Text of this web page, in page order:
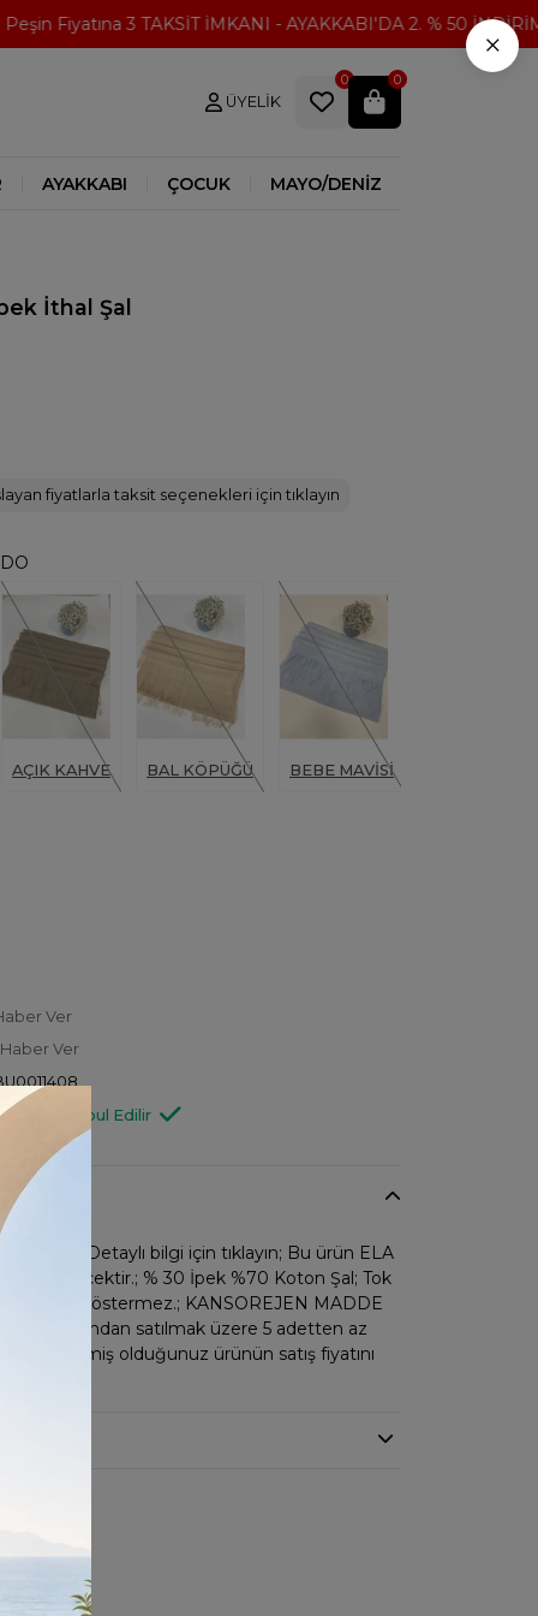
Fiyatına 3 TAKSİT İMKANI - AYAKKABI'DA 2. % 50 İNDİRİM
ÜYELIK
0 0
AYAKKABI ÇOCUK MAYO/DENİZ
İthal Şal
fiyatlarla taksit seçenekleri için tıklayın
AÇIK KAHVE BAL KÖPÜĞÜ BEBE MAVİSİ
Ver
Ver
Kabul Edilir
iade. Detaylı bilgi için tıklayın; Bu ürün ELA
gönderilecektir.; % 30 İpek %70 Koton Şal; Tok
alır, İç göstermez.; KANSOREJEN MADDE
fiyatından satılmak üzere 5 adetten az
İncelemiş olduğunuz ürünün satış fiyatını
×